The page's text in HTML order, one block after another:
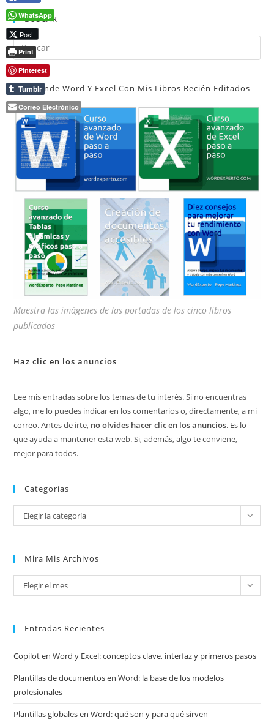
BUSCAR
Aprende Word Y Excel Con Mis Libros Recién Editados
Muestra las imágenes de las portadas de los cinco libros
publicados
Haz clic en los anuncios
Lee mis entradas sobre los temas de tu interés. Si no encuentras
algo, me lo puedes indicar en los comentarios o, directamente, a mi
correo. Antes de irte, no olvides hacer clic en los anuncios. Es lo
que ayuda a mantener esta web. Si, además, algo te conviene,
mejor para todos.
Categorías
Categorías
Elegir la categoría
Mira Mis Archivos
Mira
mis
Elegir el mes
Entradas Recientes
Copilot en Word y Excel: conceptos clave, interfaz y primeros pasos
Plantillas de documentos en Word: la base de los modelos
profesionales
Plantillas globales en Word: qué son y para qué sirven
WhatsApp
Post
Print
Pinterest
Tumblr
Correo Electrónico